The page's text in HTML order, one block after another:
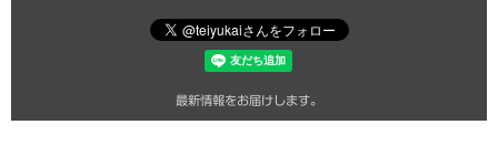
最新情報をお届けします。